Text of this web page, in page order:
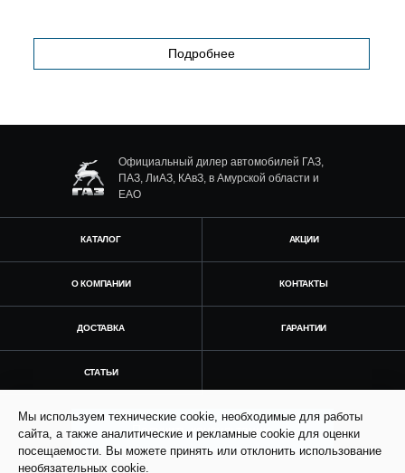
Подробнее
Официальный дилер автомобилей ГАЗ,
ПАЗ, ЛиАЗ, КАвЗ, в Амурской области и
ЕАО
КАТАЛОГ АКЦИИ
О КОМПАНИИ КОНТАКТЫ
ДОСТАВКА ГАРАНТИИ
СТАТЬИ
Получить консультацию
Мы используем технические cookie, необходимые для работы
сайта, а также аналитические и рекламные cookie для оценки
посещаемости. Вы можете принять или отклонить использование
необязательных cookie.